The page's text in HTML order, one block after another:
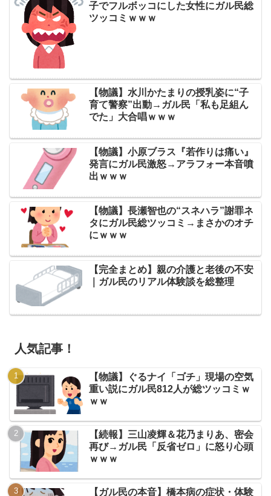
子でフルボッコにした女性にガル民総
ツッコミｗｗｗ
【物議】水川かたまりの授乳姿に“子
育て警察”出動→ガル民「私も足組ん
でた」大合唱ｗｗｗ
【物議】小原ブラス『若作りは痛い』
発言にガル民激怒→アラフォー本音噴
出ｗｗｗ
【物議】長瀬智也の“スネハラ”謝罪ネ
タにガル民総ツッコミ→まさかのオチ
にｗｗｗ
【完全まとめ】親の介護と老後の不安
｜ガル民のリアル体験談を総整理
人気記事！
【物議】ぐるナイ「ゴチ」現場の空気
重い説にガル民812人が総ツッコミｗ
ｗｗ
【続報】三山凌輝＆花乃まりあ、密会
再び→ガル民「反省ゼロ」に怒り心頭
ｗｗｗ
【ガル民の本音】橋本病の症状・体験